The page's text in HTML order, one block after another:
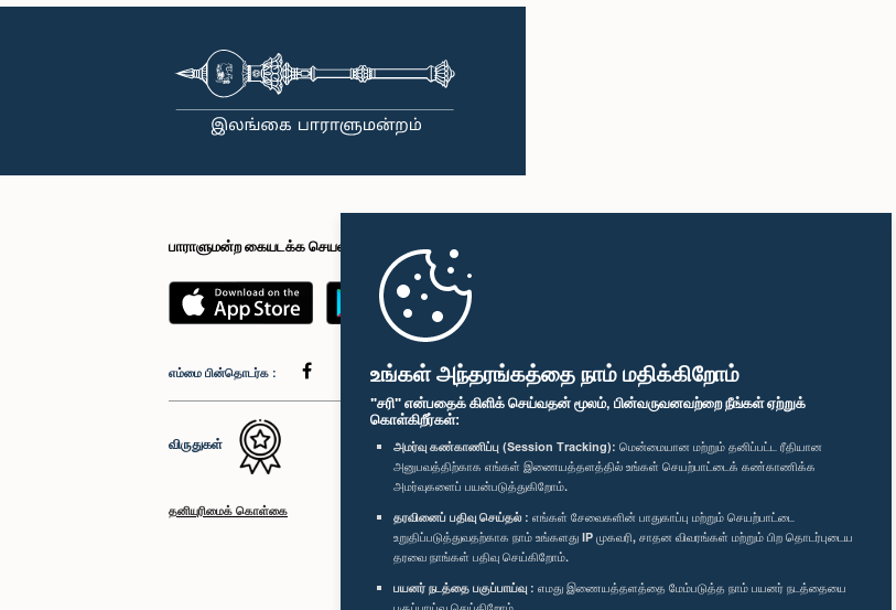
உங்கள் அந்தரங்கத்தை நாம் மதிக்கிறோம்
"சரி" என்பதைக் கிளிக் செய்வதன் மூலம், பின்வருவனவற்றை நீங்கள் ஏற்றுக்
கொள்கிறீர்கள்:
அமர்வு கண்காணிப்பு (Session Tracking): மென்மையான மற்றும் தனிப்பட்ட ரீதியான
அனுபவத்திற்காக எங்கள் இணையத்தளத்தில் உங்கள் செயற்பாட்டைக் கண்காணிக்க
அமர்வுகளைப் பயன்படுத்துகிறோம்.
தரவினைப் பதிவு செய்தல் : எங்கள் சேவைகளின் பாதுகாப்பு மற்றும் செயற்பாட்டை
உறுதிப்படுத்துவதற்காக நாம் உங்களது IP முகவரி, சாதன விவரங்கள் மற்றும் பிற தொடர்புடைய
தரவை நாங்கள் பதிவு செய்கிறோம்.
பயனர் நடத்தை பகுப்பாய்வு : எமது இணையத்தளத்தை மேம்படுத்த நாம் பயனர் நடத்தையை
பாராளுமன்ற கையடக்க செயலி
எம்மை பின்தொடர்க :
விருதுகள்
தனியுரிமைக் கொள்கை